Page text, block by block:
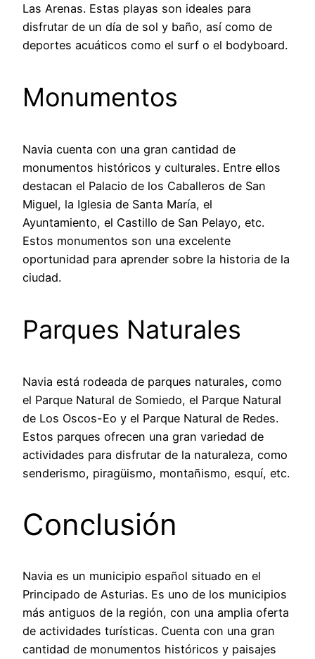
Las Arenas. Estas playas son ideales para
disfrutar de un día de sol y baño, así como de
deportes acuáticos como el surf o el bodyboard.
Monumentos
Navia cuenta con una gran cantidad de
monumentos históricos y culturales. Entre ellos
destacan el Palacio de los Caballeros de San
Miguel, la Iglesia de Santa María, el
Ayuntamiento, el Castillo de San Pelayo, etc.
Estos monumentos son una excelente
oportunidad para aprender sobre la historia de la
ciudad.
Parques Naturales
Navia está rodeada de parques naturales, como
el Parque Natural de Somiedo, el Parque Natural
de Los Oscos-Eo y el Parque Natural de Redes.
Estos parques ofrecen una gran variedad de
actividades para disfrutar de la naturaleza, como
senderismo, piragüismo, montañismo, esquí, etc.
Conclusión
Navia es un municipio español situado en el
Principado de Asturias. Es uno de los municipios
más antiguos de la región, con una amplia oferta
de actividades turísticas. Cuenta con una gran
cantidad de monumentos históricos y paisajes